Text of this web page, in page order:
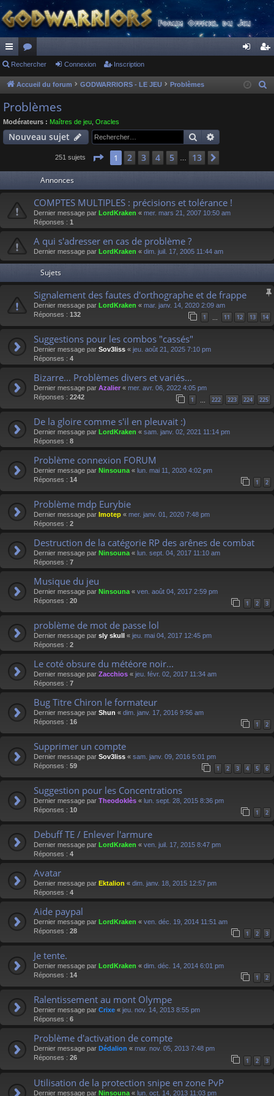
ac
co
ur
ci
or
u
m
s
ne cri
Rechercher Connexion Inscription
Accueil du forum GODWARRIORS - LE JEU Problèmes
e
Problèmes
Modérateurs : Maîtres de jeu Oracles
Nouveau sujet Rechercher
251 sujets Page 1sur 13
1 2 3 4 5 13
Annonces
COMPTES MULTIPLES : précisions et tolérance !
Dernier message par LordKraken « mer. mars 21, 2007 10:50 am
Réponses : 1
A qui s'adresser en cas de problème ?
Dernier message par LordKraken « dim. juil. 17, 2005 11:44 am
Sujets
Signalement des fautes d'orthographe et de frappe
Dernier message par LordKraken « mar. janv. 14, 2020 2:09 am
Réponses : 132 1 11 12 13 14
Suggestions pour les combos "cassés"
Dernier message par Sov3liss « jeu. août 21, 2025 7:10 pm
Réponses : 4
Bizarre... Problèmes divers et variés...
Dernier message par Azalier « mer. avr. 06, 2022 4:05 pm
Réponses : 2242 1 222 223 224 225
De la gloire comme s'il en pleuvait :)
Dernier message par LordKraken « sam. janv. 02, 2021 11:14 pm
Réponses : 8
Problème connexion FORUM
Dernier message par Ninsouna « lun. mai 11, 2020 4:02 pm
Réponses : 14 1 2
Problème mdp Eurybie
Dernier message par Imotep « mer. janv. 01, 2020 7:48 pm
Réponses : 2
Destruction de la catégorie RP des arênes de combat
Dernier message par Ninsouna « lun. sept. 04, 2017 11:10 am
Réponses : 7
Musique du jeu
Dernier message par Ninsouna « ven. août 04, 2017 2:59 pm
Réponses : 20 1 2 3
problème de mot de passe lol
Dernier message par sly skull « jeu. mai 04, 2017 12:45 pm
Réponses : 2
Le coté obsure du météore noir...
Dernier message par Zacchios « jeu. févr. 02, 2017 11:34 am
Réponses : 7
Bug Titre Chiron le formateur
Dernier message par Shun « dim. janv. 17, 2016 9:56 am
Réponses : 16 1 2
Supprimer un compte
Dernier message par Sov3liss « sam. janv. 09, 2016 5:01 pm
Réponses : 59 1 2 3 4 5 6
Suggestion pour les Concentrations
Dernier message par Theodoklès « lun. sept. 28, 2015 8:36 pm
Réponses : 10 1 2
Debuff TE / Enlever l'armure
Dernier message par LordKraken « ven. juil. 17, 2015 8:47 pm
Réponses : 4
Avatar
Dernier message par Ektalion « dim. janv. 18, 2015 12:57 pm
Réponses : 4
Aide paypal
Dernier message par LordKraken « ven. déc. 19, 2014 11:51 am
Réponses : 28 1 2 3
Je tente.
Dernier message par LordKraken « dim. déc. 14, 2014 6:01 pm
Réponses : 14 1 2
Ralentissement au mont Olympe
Dernier message par Crixe « jeu. nov. 14, 2013 8:55 pm
Réponses : 6
Problème d'activation de compte
Dernier message par Dédalion « mar. nov. 05, 2013 7:48 pm
Réponses : 26 1 2 3
Utilisation de la protection snipe en zone PvP
Dernier message par Ninsouna « lun. oct. 14, 2013 11:03 pm